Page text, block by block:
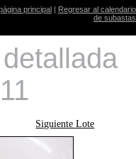
principal | Regresar al calendario
de subastas
Siguiente Lote